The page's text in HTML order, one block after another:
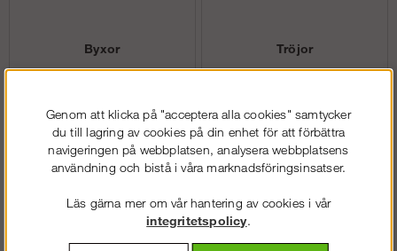
Byxor Tröjor
Genom att klicka på "acceptera alla cookies" samtycker
du till lagring av cookies på din enhet för att förbättra
navigeringen på webbplatsen, analysera webbplatsens
användning och bistå i våra marknadsföringsinsatser.
Läs gärna mer om vår hantering av cookies i vår
integritetspolicy.